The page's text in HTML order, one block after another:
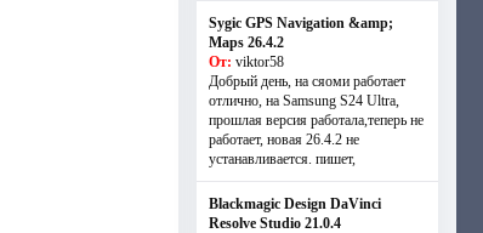
Sygic GPS Navigation &amp;
Maps 26.4.2
От: viktor58
Добрый день, на сяоми работает
отлично, на Samsung S24 Ultra,
прошлая версия работала,теперь не
работает, новая 26.4.2 не
устанавливается. пишет,
Blackmagic Design DaVinci
Resolve Studio 21.0.4